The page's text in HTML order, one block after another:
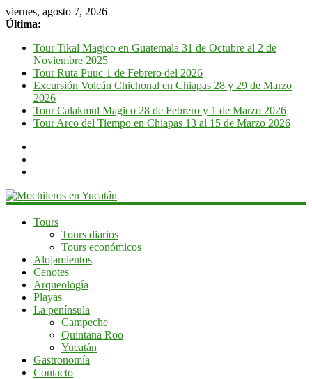
viernes, agosto 7, 2026
Última:
Tour Tikal Magico en Guatemala 31 de Octubre al 2 de
Noviembre 2025
Tour Ruta Puuc 1 de Febrero del 2026
Excursión Volcán Chichonal en Chiapas 28 y 29 de Marzo
2026
Tour Calakmul Magico 28 de Febrero y 1 de Marzo 2026
Tour Arco del Tiempo en Chiapas 13 al 15 de Marzo 2026
Mochileros
Yucatán
Yucatán
Tours
Tours diarios
Tours económicos
Alojamientos
Cenotes
Arqueología
Playas
La península
Campeche
Quintana Roo
Yucatán
Gastronomía
Contacto